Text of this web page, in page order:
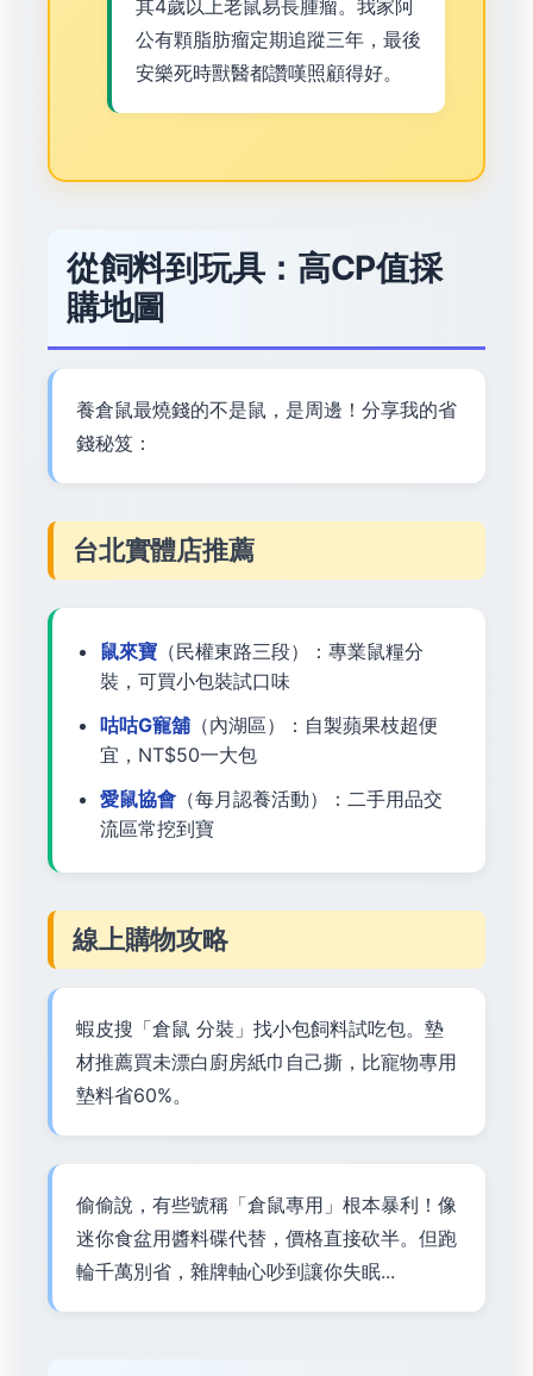
其4歲以上老鼠易長腫瘤。我家阿
公有顆脂肪瘤定期追蹤三年，最後
安樂死時獸醫都讚嘆照顧得好。
從飼料到玩具：高CP值採
購地圖
養倉鼠最燒錢的不是鼠，是周邊！分享我的省
錢秘笈：
台北實體店推薦
鼠來寶 （民權東路三段）：專業鼠糧分
裝，可買小包裝試口味
咕咕G寵舖 （內湖區）：自製蘋果枝超便
宜，NT$50一大包
愛鼠協會 （每月認養活動）：二手用品交
流區常挖到寶
線上購物攻略
蝦皮搜「倉鼠 分裝」找小包飼料試吃包。墊
材推薦買未漂白廚房紙巾自己撕，比寵物專用
墊料省60%。
偷偷說，有些號稱「倉鼠專用」根本暴利！像
迷你食盆用醬料碟代替，價格直接砍半。但跑
輪千萬別省，雜牌軸心吵到讓你失眠...